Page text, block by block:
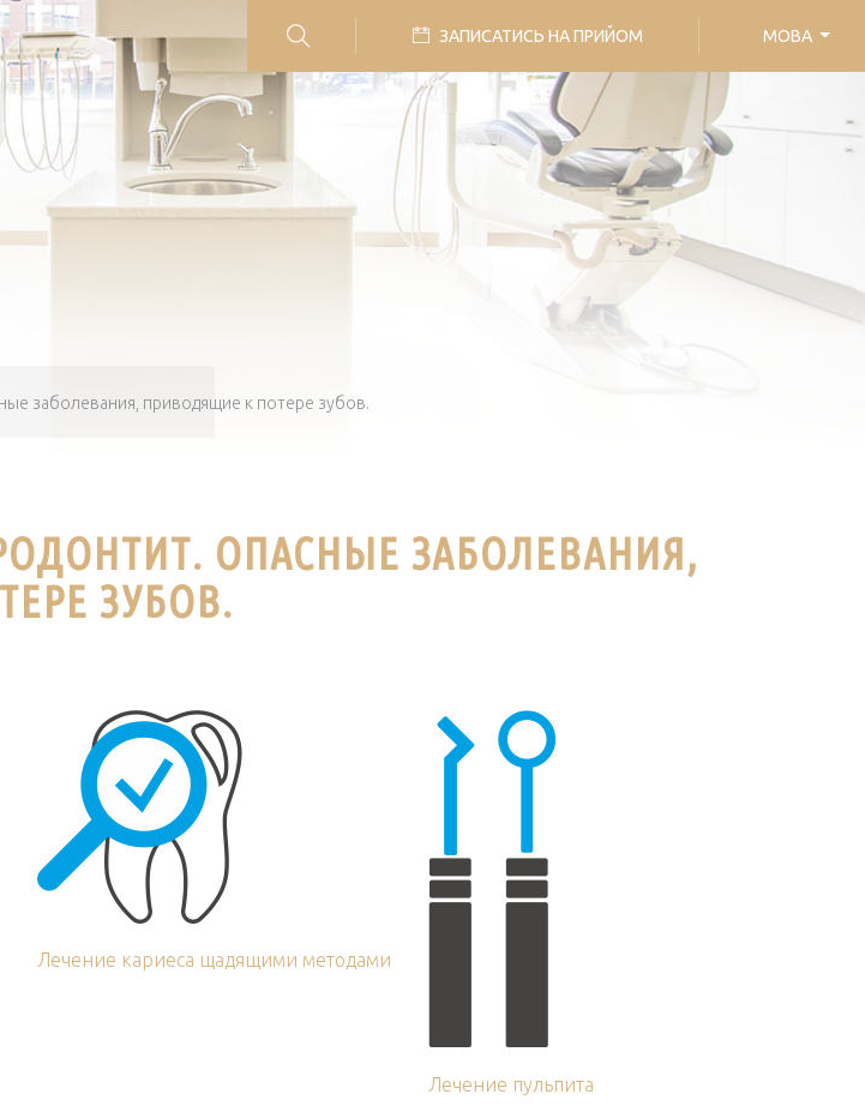
ЗАПИСАТИСЬ НА ПРИЙОМ МОВА
заболевания, приводящие к потере зубов.
ОПАСНЫЕ ЗАБОЛЕВАНИЯ,
ЗУБОВ.
Лечение кариеса щадящими методами
Лечение пульпита